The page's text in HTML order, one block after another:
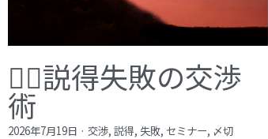
🕵️‍♂️説得失敗の交渉
術
2026年7月19日 · 交渉, 説得, 失敗, セミナー, 〆切